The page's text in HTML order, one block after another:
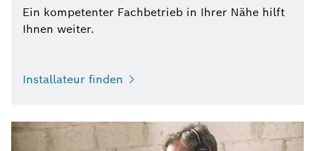
Ein kompetenter Fachbetrieb in Ihrer Nähe hilft
Ihnen weiter.
Installateur finden